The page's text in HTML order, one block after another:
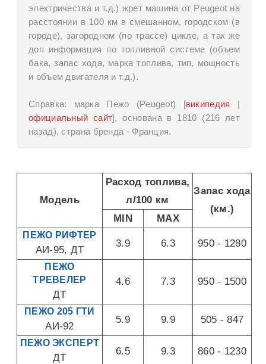
электричества и т.д.) жрет машина от Peugeot на
расстоянии в 100 км в смешанном, городском (в
городе), загородном (по трассе) цикле, а так же
доп информация по топливной системе (объем
бака, запас хода, марка топлива, тип, мощность
и объем двигателя и т.д.).
Справка: марка Пежо (Peugeot) [википедия |
официальный сайт], основана в 1810 (216 лет
назад), страна бренда - Франция.
Модель
Расход топлива,
л/100 км
Запас хода
(км.)
MIN
MAX
ПЕЖО РИФТЕР
АИ-95, ДТ
3.9 6.3 950 - 1280
ПЕЖО
ТРЕВЕЛЕР
ДТ
4.6 7.3 950 - 1500
ПЕЖО 205 ГТИ
АИ-92
5.9 9.9 505 - 847
ПЕЖО ЭКСПЕРТ
ДТ
6.5 9.3 860 - 1230